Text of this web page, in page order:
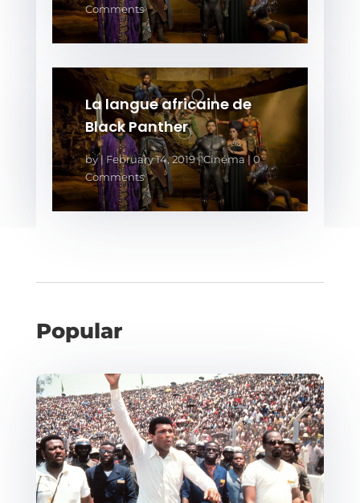
Comments
La langue africaine de
Black Panther
by|February 14, 2019|Cinéma| 0
Comments
Popular